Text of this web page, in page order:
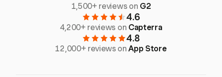
1,500+ reviews on G2
4.6
4,200+ reviews on Capterra
4.8
12,000+ reviews onApp Store